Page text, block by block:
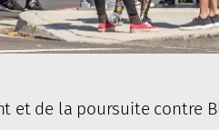
et de la poursuite contre